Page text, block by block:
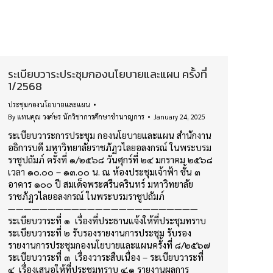
ระเบียบวาระประชุมกองนโยบายและแผน ครั้งที่
1/2568
ประชุมกองนโยบายและแผน
By แทนคุณ วงค์ษร นักวิชาการศึกษาชำนาญการ January 24, 2025
ระเบียบวาระการประชุม กองนโยบายและแผน สำนักงาน
อธิการบดี มหาวิทยาลัยราชภัฏวไลยอลงกรณ์ ในพระบรม
ราชูปถัมภ์ ครั้งที่ ๑/๒๕๖๘ วันศุกร์ที่ ๒๔ มกราคม ๒๕๖๘
เวลา ๑๐.๐๐ – ๑๓.๐๐ น. ณ ห้องประชุมเจ้าฟ้า ชั้น ๓
อาคาร ๑๐๐ ปี สมเด็จพระศรีนครินทร์ มหาวิทยาลัย
ราชภัฏวไลยอลงกรณ์ ในพระบรมราชูปถัมภ์
————————————————————————
ระเบียบวาระที่ ๑ เรื่องที่ประธานแจ้งให้ที่ประชุมทราบ
ระเบียบวาระที่ ๒ รับรองรายงานการประชุม รับรอง
รายงานการประชุมกองนโยบายและแผนครั้งที่ ๘/๒๕๖๗
ระเบียบวาระที่ ๓ เรื่องวาระสืบเนื่อง – ระเบียบวาระที่
๔ เรื่องเสนอให้ที่ประชุมทราบ ๔.๑ รายงานผลการ